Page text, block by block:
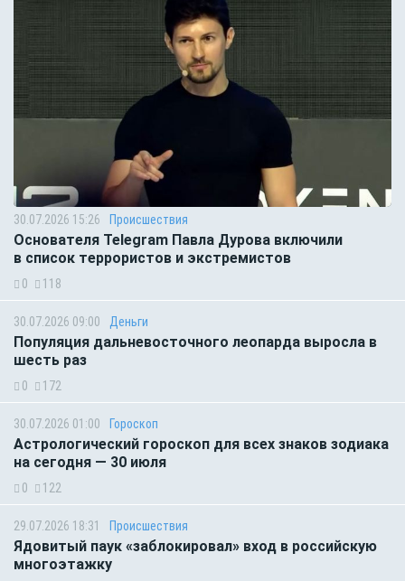
30.07.2026 15:26 Происшествия
Основателя Telegram Павла Дурова включили
в список террористов и экстремистов
0 118
30.07.2026 09:00 Деньги
Популяция дальневосточного леопарда выросла в
шесть раз
0 172
30.07.2026 01:00 Гороскоп
Астрологический гороскоп для всех знаков зодиака
на сегодня — 30 июля
0 122
29.07.2026 18:31 Происшествия
Ядовитый паук «заблокировал» вход в российскую
многоэтажку